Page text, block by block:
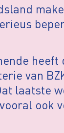
heeft
van
laatste
ook